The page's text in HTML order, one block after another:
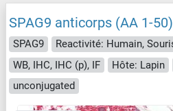
SPAG9 anticorps (AA 1-50)
SPAG9
WB, IHC, IHC (p), IF
Hôte: Lapin
unconjugated